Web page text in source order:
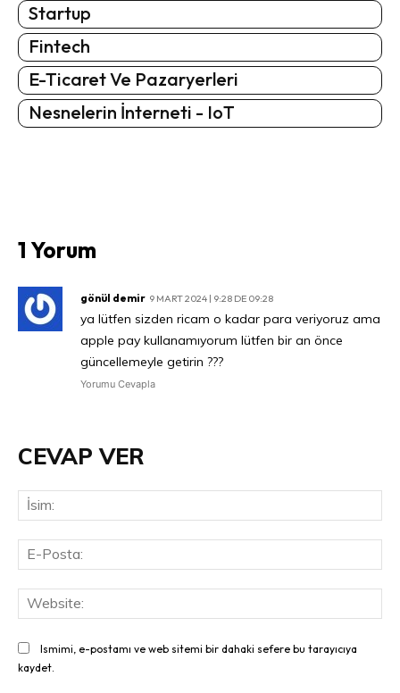
Startup
Fintech
E-Ticaret Ve Pazaryerleri
Nesnelerin İnterneti - IoT
1 Yorum
gönül demir 9 MART 2024 | 9:28 DE 09:28
ya lütfen sizden ricam o kadar para veriyoruz ama
apple pay kullanamıyorum lütfen bir an önce
güncellemeyle getirin ???
Yorumu Cevapla
CEVAP VER
Ismimi, e-postamı ve web sitemi bir dahaki sefere bu tarayıcıya
kaydet.